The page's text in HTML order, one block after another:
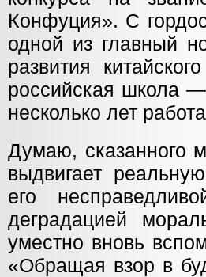
Конфуция». С
одной из главный
развития
российская школа
несколько лет
Думаю, сказанного
выдвигает
его
деградацией
уместно вновь
«Обращая взор в